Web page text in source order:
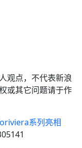
观点，不代表新浪
或其它问题请于作
系列亮相